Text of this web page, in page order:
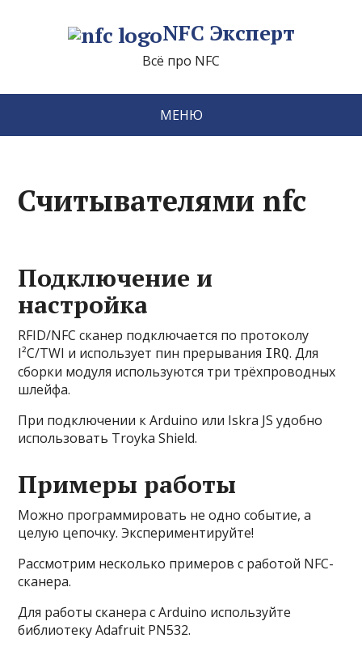
NFC Эксперт
Всё про NFC
МЕНЮ
Считывателями nfc
Подключение и
настройка
RFID/NFC сканер подключается по протоколу
I²C/TWI и использует пин прерывания IRQ. Для
сборки модуля используются три трёхпроводных
шлейфа.
При подключении кArduino или Iskra JS удобно
использовать Troyka Shield.
Примеры работы
Можно программировать не одно событие, а
целую цепочку. Экспериментируйте!
Рассмотрим несколько примеров с работой NFC-
сканера.
Для работы сканера с Arduino используйте
библиотекуAdafruit PN532.